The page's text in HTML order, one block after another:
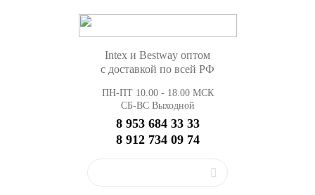
Intex и Bestway оптом
с доставкой по всей РФ
ПН-ПТ 10.00 - 18.00 МСК
СБ-ВС Выходной
8 953 684 33 33
8 912 734 09 74